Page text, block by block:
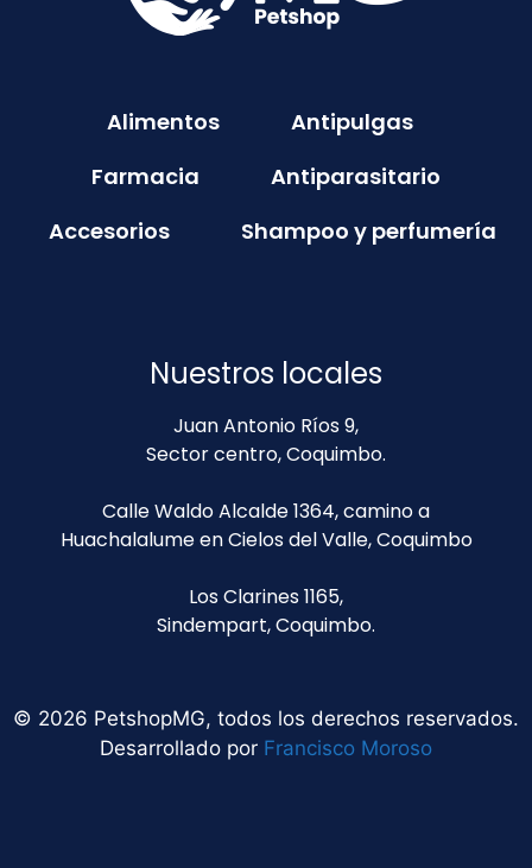
Alimentos
Antipulgas
Farmacia
Antiparasitario
Accesorios
Shampoo y perfumería
Nuestros locales
Juan Antonio Ríos 9,
Sector centro, Coquimbo.
Calle Waldo Alcalde 1364, camino a
Huachalalume en Cielos del Valle, Coquimbo
Los Clarines 1165,
Sindempart, Coquimbo.
© 2026 PetshopMG, todos los derechos reservados.
Desarrollado por Francisco Moroso